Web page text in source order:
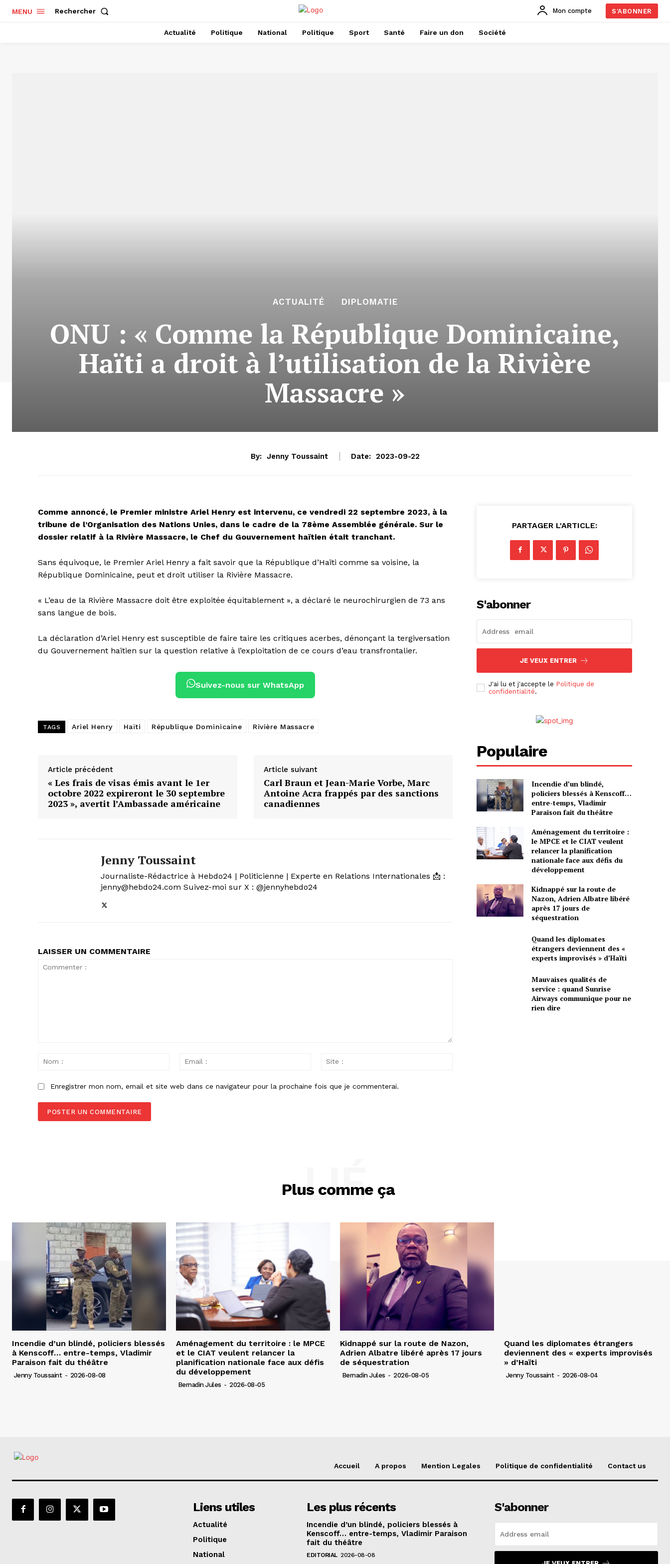
MENU Rechercher Mon compte S'ABONNER
Actualité Politique National Politique Sport Santé Faire un don Société
ACTUALITÉ DIPLOMATIE
ONU : « Comme la République Dominicaine,
Haïti a droit à l’utilisation de la Rivière
Massacre »
By: Jenny Toussaint Date: 2023-09-22
Comme annoncé, le Premier ministre Ariel Henry est intervenu, ce vendredi 22 septembre 2023, à la
tribune de l’Organisation des Nations Unies, dans le cadre de la 78ème Assemblée générale. Sur le
dossier relatif à la Rivière Massacre, le Chef du Gouvernement haïtien était tranchant.
Sans équivoque, le Premier Ariel Henry a fait savoir que la République d’Haïti comme sa voisine, la
République Dominicaine, peut et droit utiliser la Rivière Massacre.
« L’eau de la Rivière Massacre doit être exploitée équitablement », a déclaré le neurochirurgien de 73 ans
sans langue de bois.
La déclaration d’Ariel Henry est susceptible de faire taire les critiques acerbes, dénonçant la tergiversation
du Gouvernement haïtien sur la question relative à l’exploitation de ce cours d’eau transfrontalier.
Suivez-nous sur WhatsApp
TAGS Ariel Henry Haïti République Dominicaine Rivière Massacre
Article précédent
« Les frais de visas émis avant le 1er
octobre 2022 expireront le 30 septembre
2023 », avertit l’Ambassade américaine
Article suivant
Carl Braun et Jean-Marie Vorbe, Marc
Antoine Acra frappés par des sanctions
canadiennes
Jenny Toussaint
Journaliste-Rédactrice à Hebdo24 | Politicienne | Experte en Relations Internationales 📩 :
jenny@hebdo24.com Suivez-moi sur X : @jennyhebdo24
LAISSER UN COMMENTAIRE
Email
Enregistrer mon nom, email et site web dans ce navigateur pour la prochaine fois que je commenterai.
PARTAGER L'ARTICLE:
S'abonner
JE VEUX ENTRER
J'ai lu et j'accepte le Politique de
confidentialité.
Populaire
Incendie d’un blindé,
policiers blessés à Kenscoff…
entre-temps, Vladimir
Paraison fait du théâtre
Aménagement du territoire :
le MPCE et le CIAT veulent
relancer la planification
nationale face aux défis du
développement
Kidnappé sur la route de
Nazon, Adrien Albatre libéré
après 17 jours de
séquestration
Quand les diplomates
étrangers deviennent des «
experts improvisés » d’Haïti
Mauvaises qualités de
service : quand Sunrise
Airways communique pour ne
rien dire
Plus comme ça
LIÉ
Incendie d’un blindé, policiers blessés
à Kenscoff… entre-temps, Vladimir
Paraison fait du théâtre
Jenny Toussaint - 2026-08-08
Aménagement du territoire : le MPCE
et le CIAT veulent relancer la
planification nationale face aux défis
du développement
Bernadin Jules - 2026-08-05
Kidnappé sur la route de Nazon,
Adrien Albatre libéré après 17 jours
de séquestration
Bernadin Jules - 2026-08-05
Quand les diplomates étrangers
deviennent des « experts improvisés
» d’Haïti
Jenny Toussaint - 2026-08-04
Accueil A propos Mention Legales Politique de confidentialité Contact us
Liens utiles
Actualité
Politique
National
Les plus récents
Incendie d’un blindé, policiers blessés à
Kenscoff… entre-temps, Vladimir Paraison
fait du théâtre
EDITORIAL 2026-08-08
S'abonner